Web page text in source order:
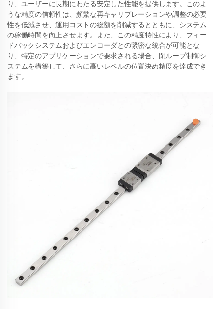
り、ユーザーに長期にわたる安定した性能を提供します。このよ
うな精度の信頼性は、頻繁な再キャリブレーションや調整の必要
性を低減させ、運用コストの総額を削減するとともに、システム
の稼働時間を向上させます。また、この精度特性により、フィー
ドバックシステムおよびエンコーダとの緊密な統合が可能とな
り、特定のアプリケーションで要求される場合、閉ループ制御シ
ステムを構築して、さらに高いレベルの位置決め精度を達成でき
ます。